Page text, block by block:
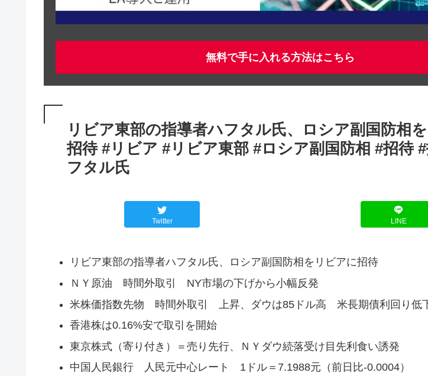
無料で手に入れる方法はこちら
リビア東部の指導者ハフタル氏、ロシア副国防相
招待 #リビア #リビア東部 #ロシア副国防相 #招待
フタル氏
Twitter LINE
リビア東部の指導者ハフタル氏、ロシア副国防相をリビアに招待
ＮＹ原油 時間外取引 NY市場の下げから小幅反発
米株価指数先物 時間外取引 上昇、ダウは85ドル高 米長期債利回り低
香港株は0.16%安で取引を開始
東京株式（寄り付き）＝売り先行、ＮＹダウ続落受け目先利食い誘発
中国人民銀行 人民元中心レート 1ドル＝7.1988元（前日比-0.0004）